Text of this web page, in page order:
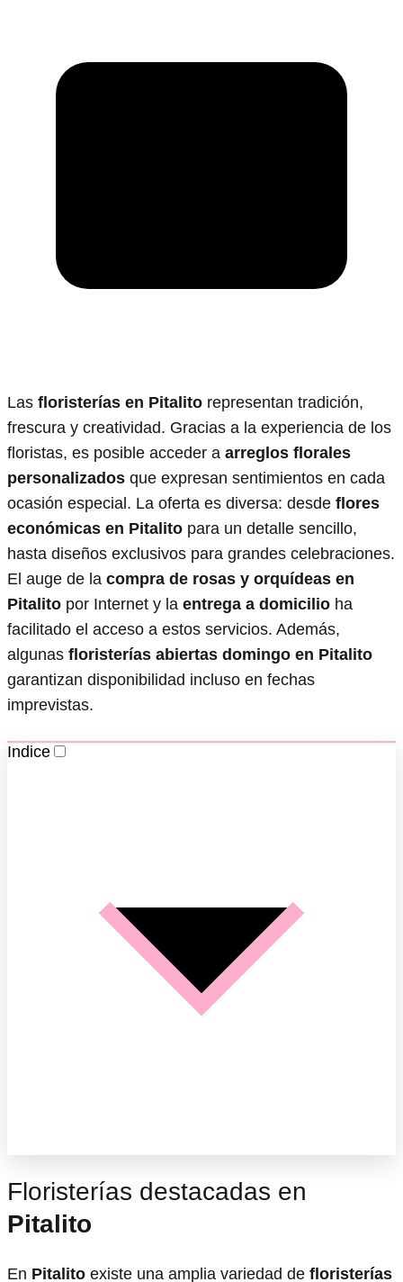
Las floristerías en Pitalito representan tradición,
frescura y creatividad. Gracias a la experiencia de los
floristas, es posible acceder a arreglos florales
personalizados que expresan sentimientos en cada
ocasión especial. La oferta es diversa: desde flores
económicas en Pitalito para un detalle sencillo,
hasta diseños exclusivos para grandes celebraciones.
El auge de la compra de rosas y orquídeas en
Pitalito por Internet y la entrega a domicilio ha
facilitado el acceso a estos servicios. Además,
algunas floristerías abiertas domingo en Pitalito
garantizan disponibilidad incluso en fechas
imprevistas.
Indice
Floristerías destacadas en
Pitalito
En Pitalito existe una amplia variedad de floristerías